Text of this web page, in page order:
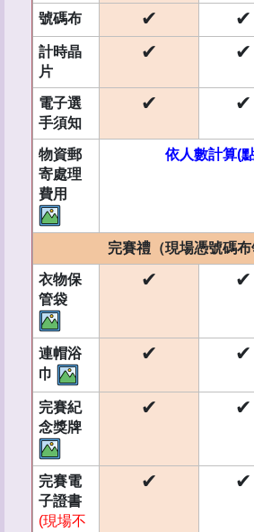
號碼布 ✔ ✔
計時晶
片
✔ ✔
電子選
手須知
✔ ✔
物資郵
寄處理
費用
依人數計算(
完賽禮（現場憑號碼布
衣物保
管袋
✔ ✔
連帽浴
巾
✔ ✔
完賽紀
念獎牌
✔ ✔
完賽電
子證書
(現場不
✔ ✔